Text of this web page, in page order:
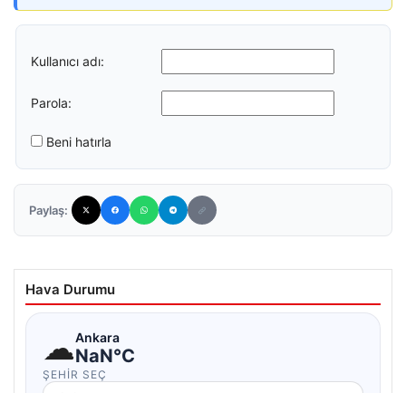
Kullanıcı adı:
Parola:
Beni hatırla
Paylaş:
Hava Durumu
☁Ankara
NaN°C
ŞEHIR SEÇ